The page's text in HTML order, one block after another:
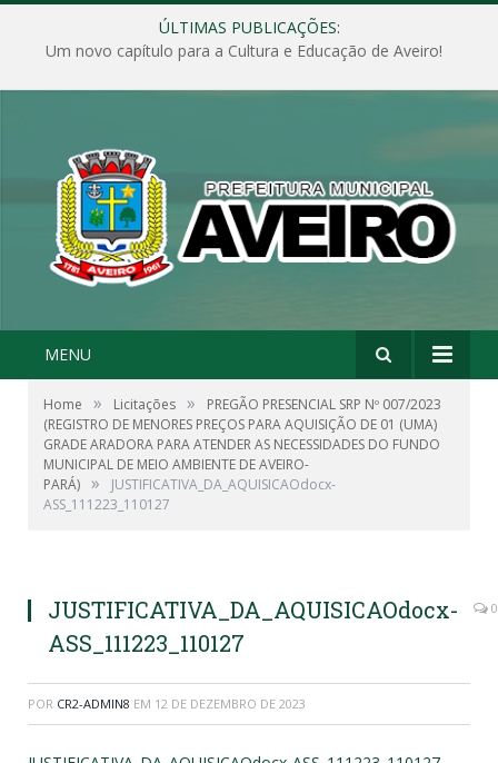
ÚLTIMAS PUBLICAÇÕES:
Um novo capítulo para a Cultura e Educação de Aveiro!
MENU
Home » Licitações »
PREGÃO PRESENCIAL SRP Nº 007/2023
(REGISTRO DE MENORES PREÇOS PARA AQUISIÇÃO DE 01 (UMA)
GRADE ARADORA PARA ATENDER AS NECESSIDADES DO FUNDO
MUNICIPAL DE MEIO AMBIENTE DE AVEIRO-
PARÁ) »
JUSTIFICATIVA_DA_AQUISICAOdocx-
ASS_111223_110127
JUSTIFICATIVA_DA_AQUISICAOdocx-
ASS_111223_110127
0
POR CR2-ADMIN8 EM 12 DE DEZEMBRO DE 2023